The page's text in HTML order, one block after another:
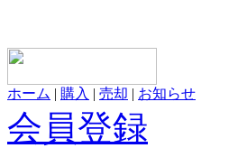
ホーム | 購入 | 売却 | お知らせ
会員登録